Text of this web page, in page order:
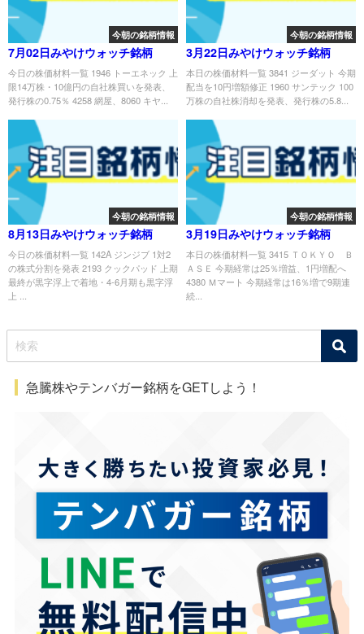
今朝の銘柄情報
7月02日みやけウォッチ銘柄
今日の株価材料一覧 1946 トーエネック 上
限14万株・10億円の自社株買いを発表、
発行株の0.75％ 4258 網屋、8060 キヤ...
今朝の銘柄情報
3月22日みやけウォッチ銘柄
本日の株価材料一覧 3841 ジーダット 今期
配当を10円増額修正 1960 サンテック 100
万株の自社株消却を発表、発行株の5.8...
今朝の銘柄情報
8月13日みやけウォッチ銘柄
今日の株価材料一覧 142A ジンジブ 1対2
の株式分割を発表 2193 クックパッド 上期
最終が黒字浮上で着地・4-6月期も黒字浮
上 ...
今朝の銘柄情報
3月19日みやけウォッチ銘柄
本日の株価材料一覧 3415 ＴＯＫＹＯ Ｂ
ＡＳＥ 今期経常は25％増益、1円増配へ
4380 Ｍマート 今期経常は16％増で9期連
続...
急騰株やテンバガー銘柄をGETしよう！